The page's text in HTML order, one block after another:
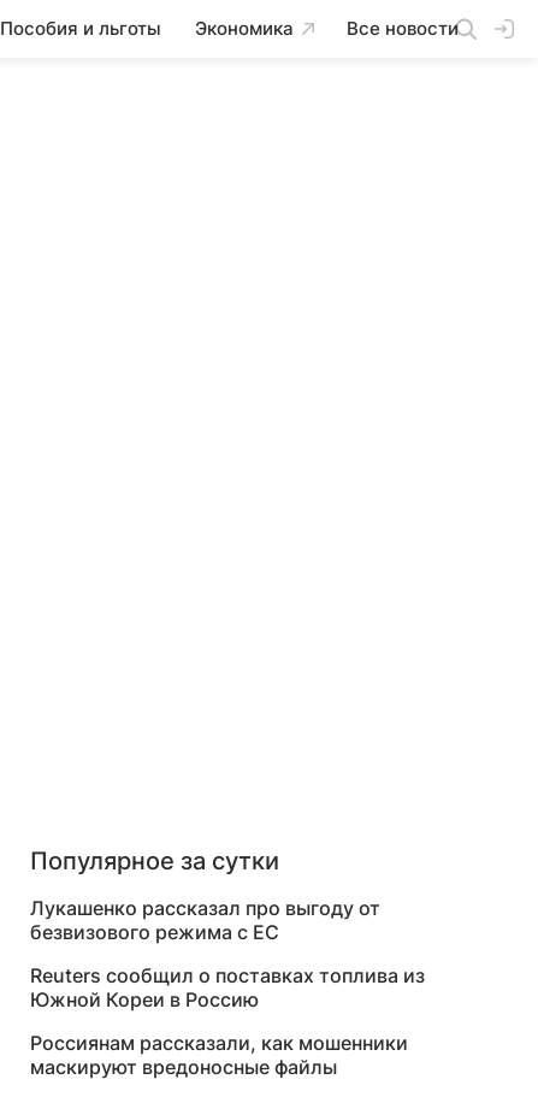
Пособия и льготы Экономика Все новости
Популярное за сутки
Лукашенко рассказал про выгоду от
безвизового режима с ЕС
Reuters сообщил о поставках топлива из
Южной Кореи в Россию
Россиянам рассказали, как мошенники
маскируют вредоносные файлы